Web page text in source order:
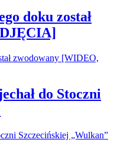
doku został
do Stoczni